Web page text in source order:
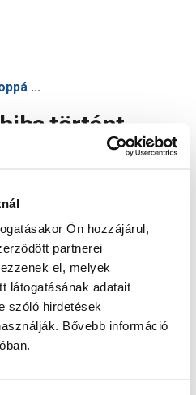
Ön hozzájárul,
partnerei
el, melyek
látogatásának adatait
szóló hirdetések
Bővebb információ
...
történt
újratöltése